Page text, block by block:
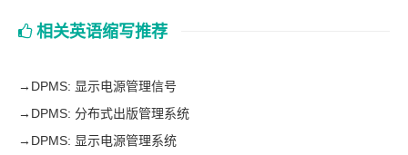
相关英语缩写推荐
→ DPMS: 显示电源管理信号
→ DPMS: 分布式出版管理系统
→ DPMS: 显示电源管理系统